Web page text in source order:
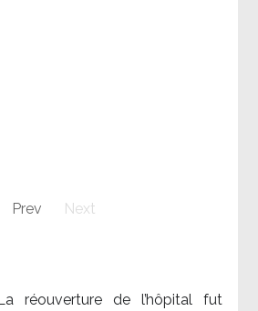
Prev Next
réouverture de l’hôpital fut